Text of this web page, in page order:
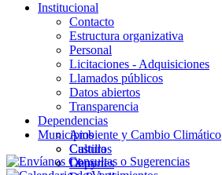
Institucional
Contacto
Estructura organizativa
Personal
Licitaciones - Adquisiciones
Llamados públicos
Datos abiertos
Transparencia
Dependencias
Ambiente y Cambio Climático
Cultura
Deportes
Municipios
Castillos
Chuy